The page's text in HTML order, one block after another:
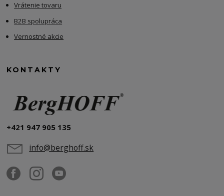
Vrátenie tovaru
B2B spolupráca
Vernostné akcie
KONTAKTY
+421 947 905 135
info@berghoff.sk